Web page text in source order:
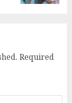
Required